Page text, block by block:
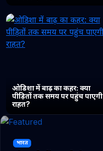
ओडिशा में बाढ़ का कहर: क्या
पीड़ितों तक समय पर पहुंच पाएगी
राहत?
भारत